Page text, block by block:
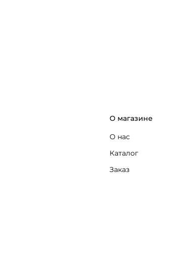
О магазине
О нас
Каталог
Заказ